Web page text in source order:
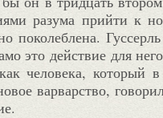
разума прийти к
поколеблена.
это действие для
человека, который
варварство,